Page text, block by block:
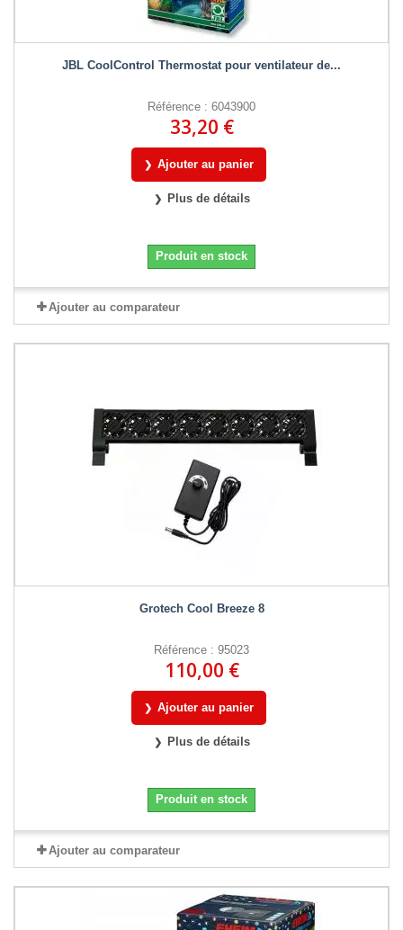
JBL CoolControl Thermostat pour ventilateur de...
Référence : 6043900
33,20 €
Ajouter au panier
Plus de détails
Produit en stock
Ajouter au comparateur
Grotech Cool Breeze 8
Référence : 95023
110,00 €
Ajouter au panier
Plus de détails
Produit en stock
Ajouter au comparateur